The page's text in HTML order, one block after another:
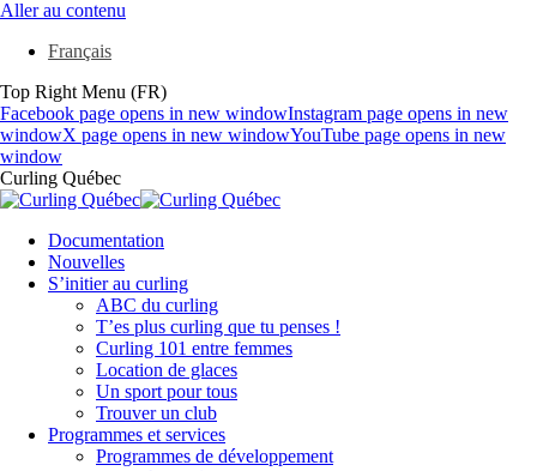
Aller au contenu
Français
Top Right Menu (FR)
Facebook page opens in new windowInstagram page opens in new
windowX page opens in new windowYouTube page opens in new
window
Curling Québec
Documentation
Nouvelles
S’initier au curling
ABC du curling
T’es plus curling que tu penses !
Curling 101 entre femmes
Location de glaces
Un sport pour tous
Trouver un club
Programmes et services
Programmes de développement